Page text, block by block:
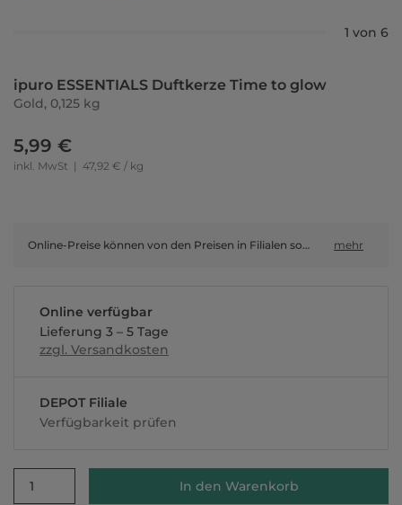
1 von 6
ipuro ESSENTIALS Duftkerze Time to glow
Gold, 0,125 kg
5,99 €
inkl. MwSt | 47,92 € / kg
Online-Preise können von den Preisen in Filialen sowie Shop-in-Shop-Flächen abweichen. mehr
Online verfügbar
Lieferung 3 – 5 Tage
zzgl. Versandkosten
DEPOT Filiale
Verfügbarkeit prüfen
1 In den Warenkorb